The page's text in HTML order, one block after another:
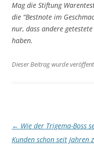
Mag die Stiftung
die “Bestnote im
nur, dass andere
haben.
Dieser Beitrag wurde
Artikel-
Navigation
← Wie der Trigema-Boss
Kunden schon seit Jahren